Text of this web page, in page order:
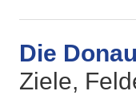
Die
Ziele,